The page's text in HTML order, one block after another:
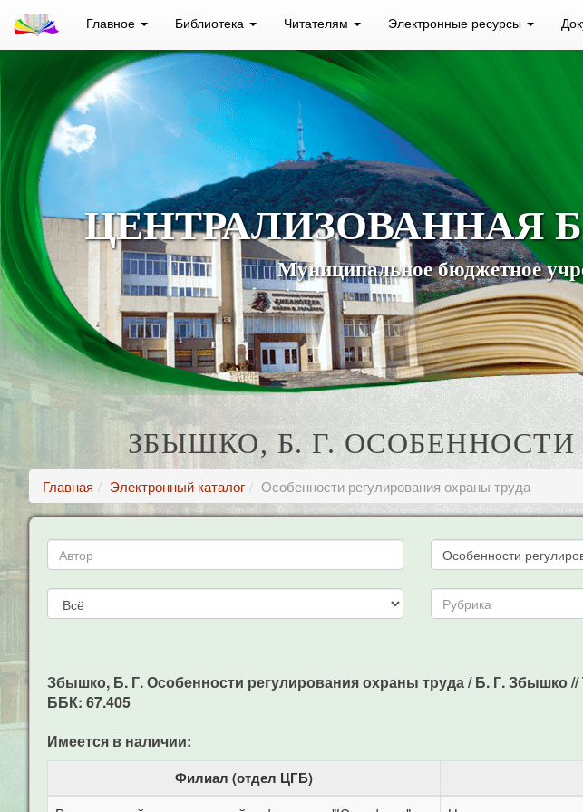
Главное Библиотека Читателям Электронные ресурсы
ЦЕНТРАЛИЗОВАННАЯ
Муниципальное бюджетное
ЗБЫШКО, Б. Г.
Главная Электронный каталог Особенности регулирования охраны труда
Збышко, Б. Г. Особенности регулирования охраны труда / Б. Г. Збышко //
ББК: 67.405
Имеется в наличии:
Филиал (отдел ЦГБ)